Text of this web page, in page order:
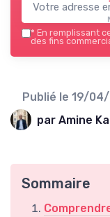
* En remplissant
des fins
Publié le 19/
par Amine
Sommaire